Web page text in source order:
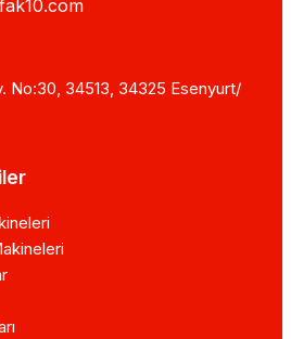
No:30, 34513, 34325 Esenyurt/